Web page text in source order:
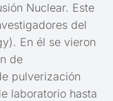
Nuclear. Este
del
En él se vieron
de
pulverización
laboratorio hasta